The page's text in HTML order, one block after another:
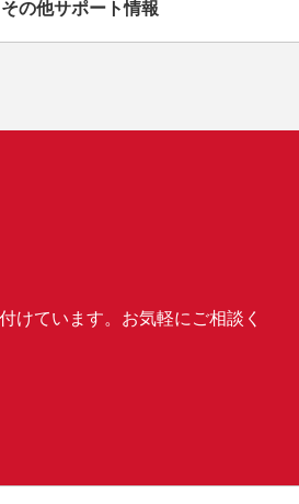
その他サポート情報
けています。お気軽にご相談く